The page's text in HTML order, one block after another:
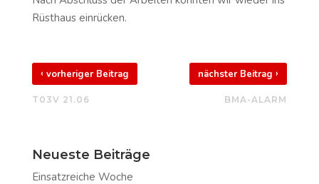
Rüsthaus einrücken.
‹ vorheriger Beitrag
T03V 21.06
nächster Beitrag›
BMA-ALARM
Neueste Beiträge
Einsatzreiche Woche